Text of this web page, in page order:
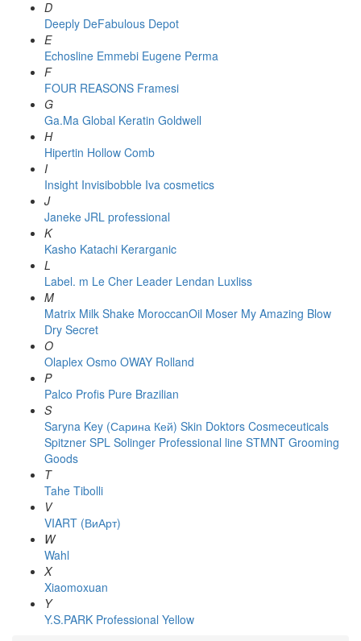
D
Deeply DeFabulous Depot
E
Echosline Emmebi Eugene Perma
F
FOUR REASONS Framesi
G
Ga.Ma Global Keratin Goldwell
H
Hipertin Hollow Comb
I
Insight Invisibobble Iva cosmetics
J
Janeke JRL professional
K
Kasho Katachi Kerarganic
L
Label. m Le Cher Leader Lendan Luxliss
M
Matrix Milk Shake MoroccanOil Moser My Amazing Blow
Dry Secret
O
Olaplex Osmo OWAY Rolland
P
Palco Profis Pure Brazilian
S
Saryna Key (Сарина Кей) Skin Doktors Cosmeceuticals
Spitzner SPL Solinger Professional line STMNT Grooming
Goods
T
Tahe Tibolli
V
VIART (ВиАрт)
W
Wahl
X
Xiaomoxuan
Y
Y.S.PARK Professional Yellow